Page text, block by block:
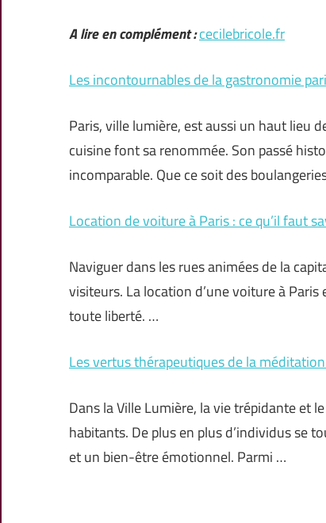
A lire en complément :cecilebricole.fr
Les incontournables de la gastronomie
Paris, ville lumière, est aussi un haut lieu
cuisine font sa renommée. Son passé
incomparable. Que ce soit des
Location de voiture à Paris : ce qu’il faut
Naviguer dans les rues animées de la
visiteurs. La location d’une voiture à
toute liberté. …
Les vertus thérapeutiques de la
Dans la Ville Lumière, la vie trépidante et
habitants. De plus en plus d’individus se
et un bien-être émotionnel. Parmi …